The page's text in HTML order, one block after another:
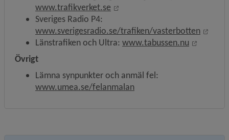
www.trafikverket.se
Länk till annan webbplats,
www.sverigesradio.se/trafiken/vasterbotten
Länk
Länstrafiken och Ultra: www.tabussen.nu
Länk till
Övrigt
www.umea.se/felanmalan